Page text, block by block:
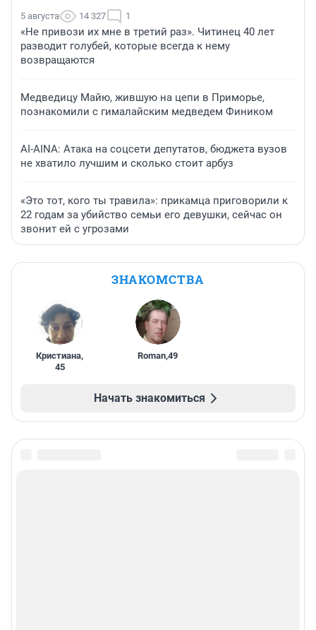
5 августа 14 327 1
«Не привози их мне в третий раз». Читинец 40 лет
разводит голубей, которые всегда к нему
возвращаются
Медведицу Майю, жившую на цепи в Приморье,
познакомили с гималайским медведем Фиником
AI-AINA: Атака на соцсети депутатов, бюджета вузов
не хватило лучшим и сколько стоит арбуз
«Это тот, кого ты травила»: прикамца приговорили к
22 годам за убийство семьи его девушки, сейчас он
звонит ей с угрозами
ЗНАКОМСТВА
Кристиана,
45
Roman,49
Начать знакомиться